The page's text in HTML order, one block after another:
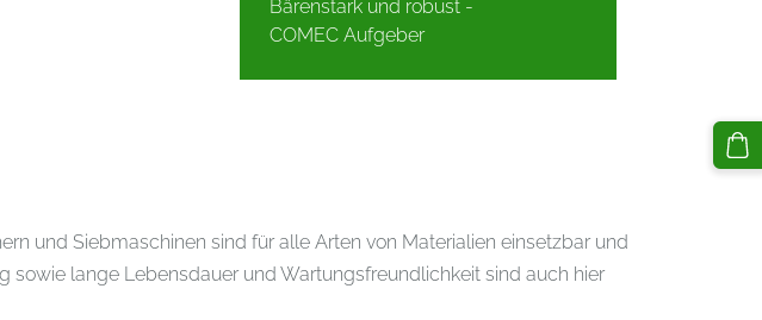
Bärenstark und robust -
COMEC Aufgeber
und Siebmaschinen sind für alle Arten von Materialien einsetzbar und
lange Lebensdauer und Wartungsfreundlichkeit sind auch hier